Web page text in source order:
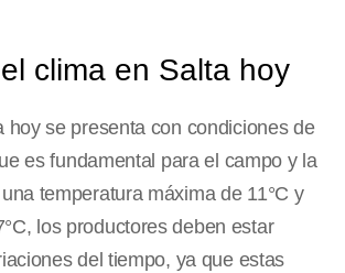
clima en Salta hoy
hoy se presenta con condiciones de
es fundamental para el campo y la
temperatura máxima de 11°C y
los productores deben estar
del tiempo, ya que estas